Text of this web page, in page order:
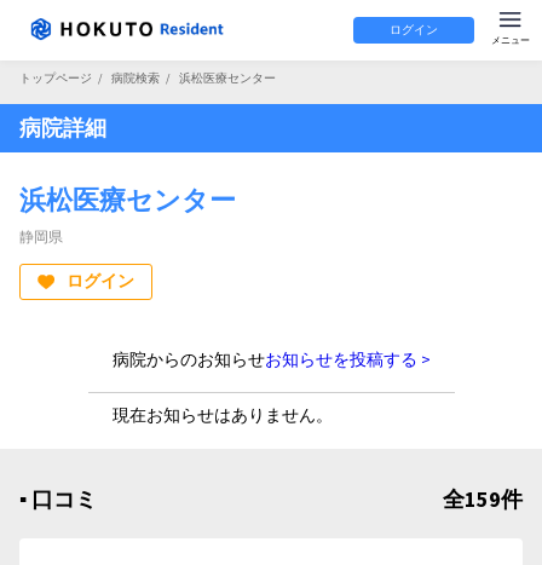
ログイン
トップページ / 病院検索 / 浜松医療センター
病院詳細
浜松医療センター
静岡県
ログイン
病院からのお知らせお知らせを投稿する >
現在お知らせはありません。
▪︎ 口コミ 全159件